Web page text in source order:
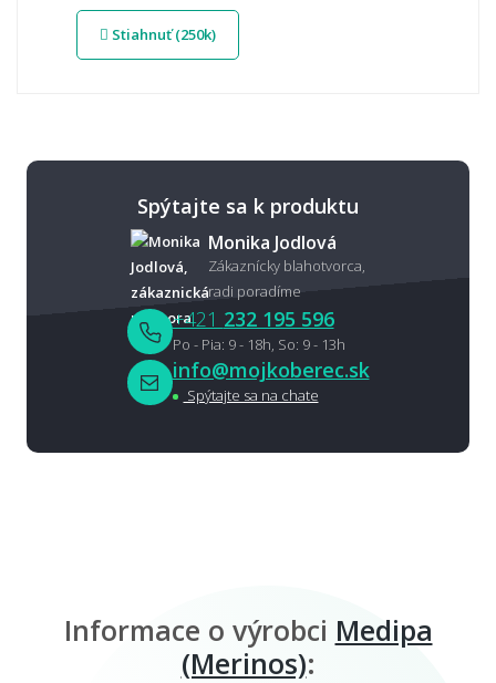
Stiahnuť (250k)
Spýtajte sa k produktu
Monika Jodlová
Zákaznícky blahotvorca,
radi poradíme
+421 232 195 596
Po - Pia: 9 - 18h, So: 9 - 13h
info@mojkoberec.sk
Spýtajte sa na chate
Informace o výrobci Medipa
(Merinos):